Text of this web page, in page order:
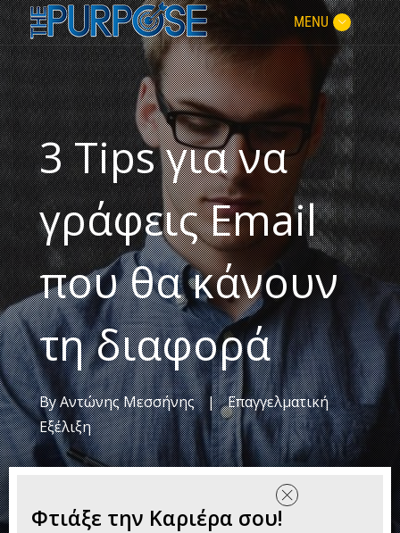
MENU
3 Τips για να
γράφεις Email
που θα κάνουν
τη διαφορά
ByΑντώνης Μεσσήνης |
Επαγγελματική
Εξέλιξη
Φτιάξε την Καριέρα σου!